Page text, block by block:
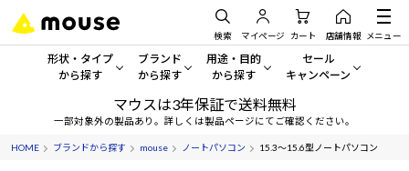
検索 マイページ カート 店舗情報 メニュー
形状・タイプ
から探す
形状・タイプから探す をすべてみる
デスクトップPC
ブランド
から探す
mouse
G TUNE
用途・目的
から探す
一般向けパソコン
ゲーミングPC・ゲーム向けパソコン
セール
キャンペーン
セール・キャンペー
期間限定セール
マウスは3年保証で送料無料
一部対象外の製品あり。詳しくは製品ページにてご確認ください。
HOME ブランドから探す mouse ノートパソコン 15.3～15.6型ノートパソコン